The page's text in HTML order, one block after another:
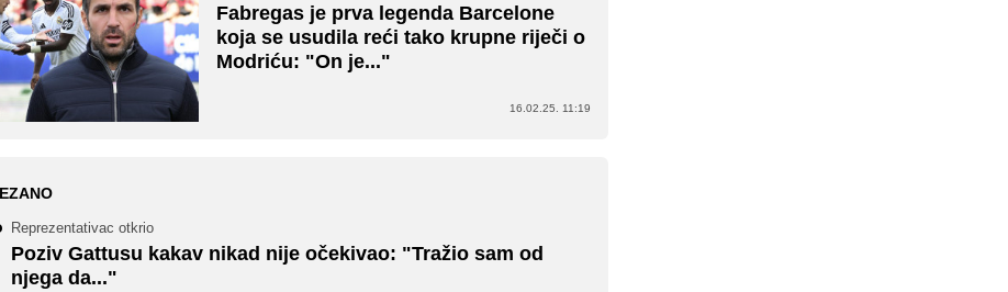
Fabregas je prva legenda Barcelone
koja se usudila reći tako krupne riječi o
Modriću: "On je..."
16.02.25. 11:19
Reprezentativac otkrio
Poziv Gattusu kakav nikad nije očekivao: "Tražio sam od
njega da..."